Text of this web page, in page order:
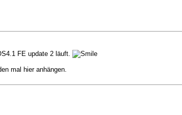
FE update 2 läuft.
mal hier anhängen.